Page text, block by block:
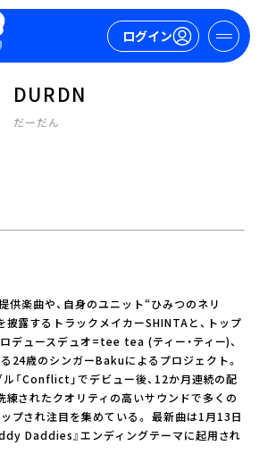
ログイン
ズ
DURDN
だーだん
供楽曲や、自身のユニット“ひみつのネリ
披露するトラックメイカーSHINTAと、トップ
デュースデュオ=tee tea (ティー・ティー)、
24歳のシンガーBakuによるプロジェクト。
「Conflict」でデビュー後、12か月連続の配
練されたクオリティの高いサウンドで多くの
プされ注目を集めている。 最新曲は1月13日
Daddies』エンディングテーマに起用され